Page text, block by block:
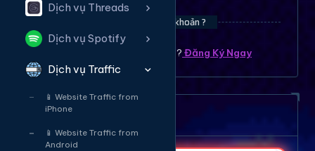
Dịch vụ Threads
Dịch vụ Spotify
Dịch vụ Traffic
📱 Website Traffic from
iPhone
📱 Website Traffic from
Android
Bạn chưa có tài khoản ?
Bạn chưa có tài khoản ? ? Đăng Ký Ngay
Dịch vụ tăng mắt Livetream ❤️
😂 😂